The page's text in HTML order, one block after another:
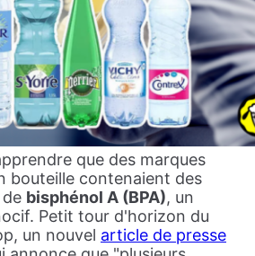
que des marques
bouteille contenaient des
bisphénol A (BPA), un
Petit tour d'horizon du
un nouvel article de presse